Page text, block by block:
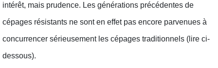
intérêt, mais prudence. Les générations précédentes de
cépages résistants ne sont en effet pas encore parvenues à
concurrencer sérieusement les cépages traditionnels (lire ci-
dessous).